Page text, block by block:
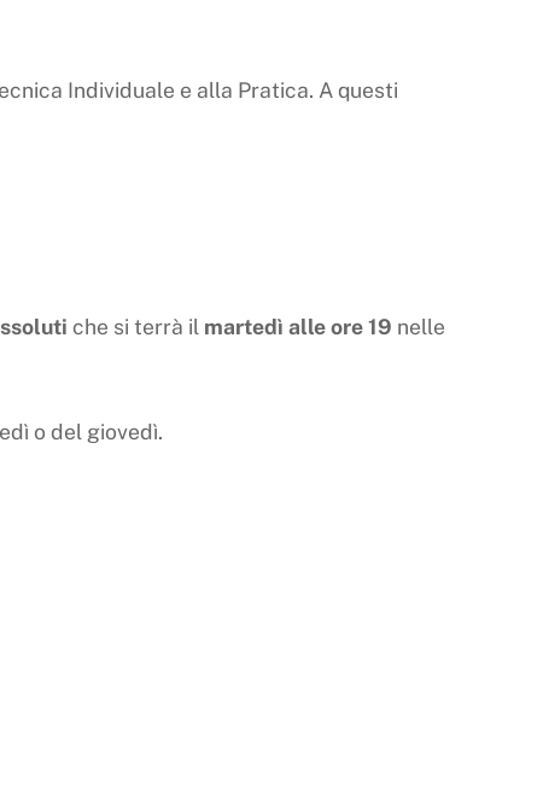
Individuale e alla Pratica. A questi
che si terrà il martedì alle ore 19 nelle
o del giovedì.